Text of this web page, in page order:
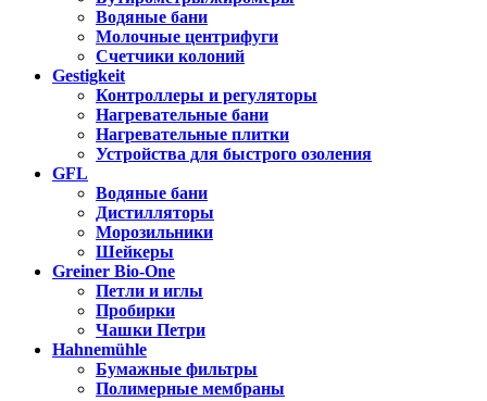
Водяные бани
Молочные центрифуги
Счетчики колоний
Gestigkeit
Контроллеры и регуляторы
Нагревательные бани
Нагревательные плитки
Устройства для быстрого озоления
GFL
Водяные бани
Дистилляторы
Морозильники
Шейкеры
Greiner Bio-One
Петли и иглы
Пробирки
Чашки Петри
Hahnemühle
Бумажные фильтры
Полимерные мембраны